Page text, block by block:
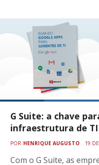
G Suite: a chave
infraestrutura de TI
POR HENRIQUE AUGUSTO 19
Com o G Suite, as